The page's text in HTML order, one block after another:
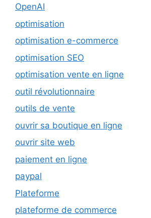
OpenAI
optimisation
optimisation e-commerce
optimisation SEO
optimisation vente en ligne
outil révolutionnaire
outils de vente
ouvrir sa boutique en ligne
ouvrir site web
paiement en ligne
paypal
Plateforme
plateforme de commerce